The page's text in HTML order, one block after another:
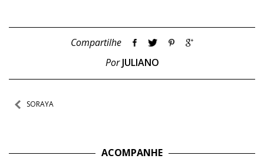
Compartilhe
PorJULIANO
Navegação
SORAYA
ACOMPANHE